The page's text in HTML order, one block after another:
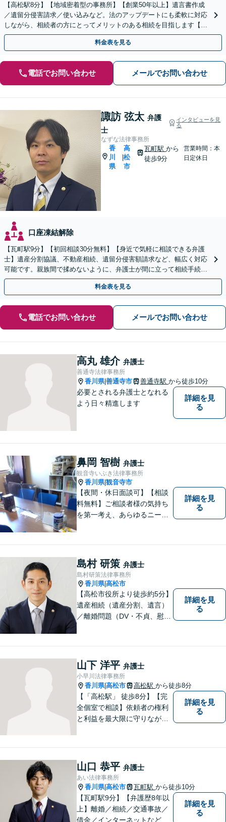
【高松駅8分】【地域密着型の事務所】【創業50年以上】遺言書作成
／遺留分侵害請求／使い込みなど。法のアップデートにも柔軟に対応
しながら、相続者の方にとってメリットのある相続を目指します【休
日／夜間面談OK（要予約）】
料金表を見る
電話でお問い合わせ メールでお問い合わせ
諏訪 弦太 弁護
士
インタビューを見
る
なずな法律事務所
香
川
県
高
松
市
瓦町駅から
徒歩9分
営業時間：本
日定休日
口座凍結解除
【瓦町駅9分】【初回相談30分無料】【身近で気軽に相談できる弁護
士】遺産分割協議、不動産相続、遺留分侵害額請求など、幅広く対応
可能です。親族間で揉めないように、弁護士が間に立って相続手続き
をサポートします。【電話相談可】【休日・夜間対応】
料金表を見る
電話でお問い合わせ メールでお問い合わせ
高丸 雄介 弁護士
善通寺法律事務所
香川県|善通寺市 善通寺駅 から徒歩10分
必要とされる弁護士となれる
よう日々精進します
詳細を見
る
鼻岡 智樹 弁護士
観音寺いぶき法律事務所
香川県|観音寺市
【夜間・休日面談可】【相談
料無料】ご相談者様の気持ち
を第一考え、あらゆるニーズ
の問題解決のサポートをさせ
ていただきます。ご相談は無
料ですので、お気軽にご相談
ください。
詳細を見
る
島村 研策 弁護士
島村研策法律事務所
香川県|高松市
【高松市役所より徒歩約5分】
遺産相続（遺産分割、遺言）
／離婚問題（DV・不貞、慰謝
高いリーガルサービスをご提
供します。
詳細を見
る
山下 洋平 弁護士
小早川法律事務所
香川県|高松市 高松駅 から徒歩8分
【「高松駅」 徒歩8分】【完
全個室で相談】依頼者の権利
と利益を最大限に守りなが
見出すお手伝いができれば、
幸いです。お気軽にご相談く
ださい。
詳細を見
る
山口 恭平 弁護士
あい法律事務所
香川県|高松市 瓦町駅 から徒歩10分
【瓦町駅9分】【弁護歴8年以
上】離婚／相続／交通事故／
借金／インターネットなど幅
詳細を見
る